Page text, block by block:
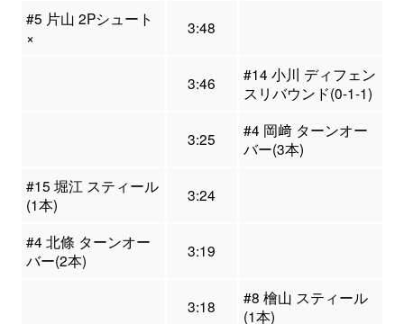
#5 片山 2Pシュート
×
3:48
3:46
#14 小川 ディフェン
スリバウンド(0-1-1)
3:25
#4 岡﨑 ターンオー
バー(3本)
#15 堀江 スティール
(1本)
3:24
#4 北條 ターンオー
バー(2本)
3:19
3:18
#8 檜山 スティール
(1本)